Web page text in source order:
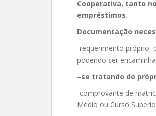
Cooperativa, tanto
empréstimos.
Documentação
-requerimento próprio,
podendo ser
–se tratando do
-comprovante de
Médio ou Curso